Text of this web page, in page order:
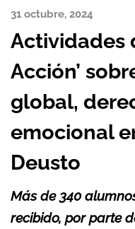
31 octubre, 2024
Actividades
Acción’
global,
emocional
Deusto
Más de 340
recibido, por parte